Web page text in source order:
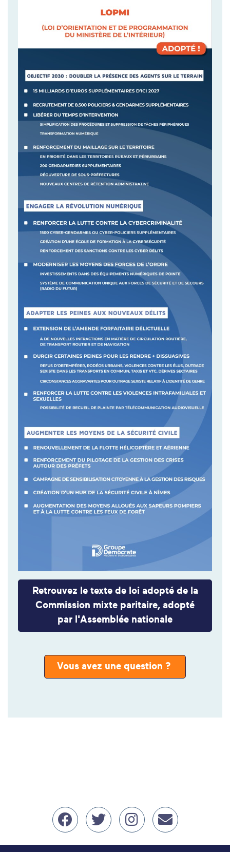
Retrouvez le texte de loi adopté de la
Commission mixte paritaire, adopté
par l'Assemblée nationale
Vous avez une question ?
Nous retrouver sur
Nous retrouver sur
Nous